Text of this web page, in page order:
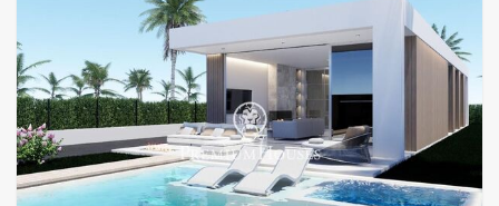
оборудованную ванную комнату. На втором этаже четыре
спальни с двуспальными кроватями и полностью
оборудованная ванная комната. Во всех спальнях есть
встроенные шкафы. Из коридора на том же этаже вы
попадаете на большую террасу с панорамным видом.
Район Мас-Альба в Сан-Пере-де-Рибес известен своим
спокойствием и расположением относительно
природного парка Гарраф. Он также расположен в 5
минутах езды на машине от Ситжеса.